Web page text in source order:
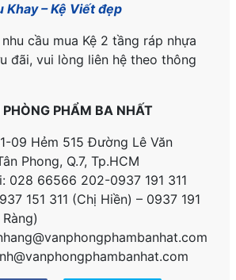
Khay – Kệ Viết đẹp
cầu mua Kệ 2 tầng ráp nhựa
đãi, vui lòng liên hệ theo thông
PHẨM BA NHẤT
09 Hẻm 515 Đường Lê Văn
Phong, Q.7, Tp.HCM
028 66566 202-0937 191 311
151 311 (Chị Hiền) – 0937 191